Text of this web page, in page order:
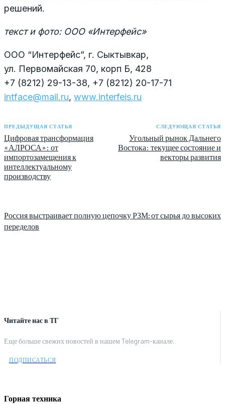
Читайте нас в ТГ
Еще больше свежих новостей в нашем Telegram-канале.
ПОДПИСАТЬСЯ
Горная техника
решений.
текст и фото: ООО «Интерфейс»
ООО “Интерфейс”, г. Сыктывкар,
ул. Первомайская 70, корп Б, 428
+7 (8212) 29-13-38, +7 (8212) 20-17-71
intface@mail.ru, www.interfeis.ru
ПРЕДЫДУЩАЯ СТАТЬЯ
Цифровая трансформация
«АЛРОСА»: от
импортозамещения к
интеллектуальному
производству
СЛЕДУЮЩАЯ СТАТЬЯ
Угольный рынок Дальнего
Востока: текущее состояние и
векторы развития
Россия выстраивает полную цепочку РЗМ: от сырья до высоких
переделов